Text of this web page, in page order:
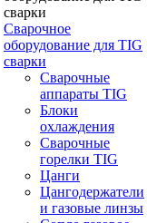
Сварочное
оборудование для TIG
сварки
Сварочные
аппараты TIG
Блоки
охлаждения
Сварочные
горелки TIG
Цанги
Цангодержатели
и газовые линзы